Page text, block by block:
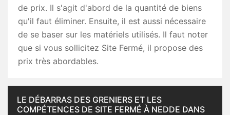
de prix. Il s'agit d'abord de la quantité de biens
qu'il faut éliminer. Ensuite, il est aussi nécessaire
de se baser sur les matériels utilisés. Il faut noter
que si vous sollicitez Site Fermé, il propose des
prix très abordables.
LE DÉBARRAS DES GRENIERS ET LES
COMPÉTENCES DE SITE FERMÉ À NEDDE DANS